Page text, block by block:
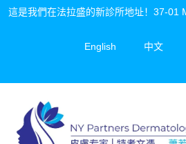
這是我們在法拉盛的新診所地址！37-01
English 中文